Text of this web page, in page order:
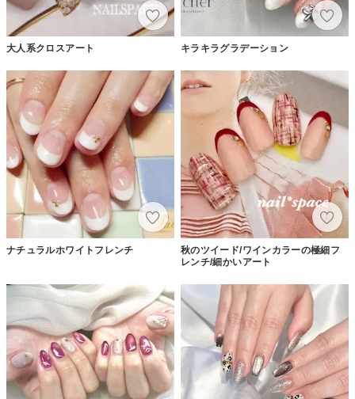
大人系クロスアート キラキラグラデーション
ナチュラルホワイトフレンチ
秋のツイード/ワインカラーの極細フ
レンチ/細かいアート